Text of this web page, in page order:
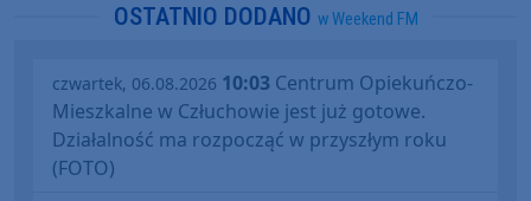
OSTATNIO DODANO w Weekend FM
czwartek, 06.08.2026 10:03 Centrum Opiekuńczo-
Mieszkalne w Człuchowie jest już gotowe.
Działalność ma rozpocząć w przyszłym roku
(FOTO)